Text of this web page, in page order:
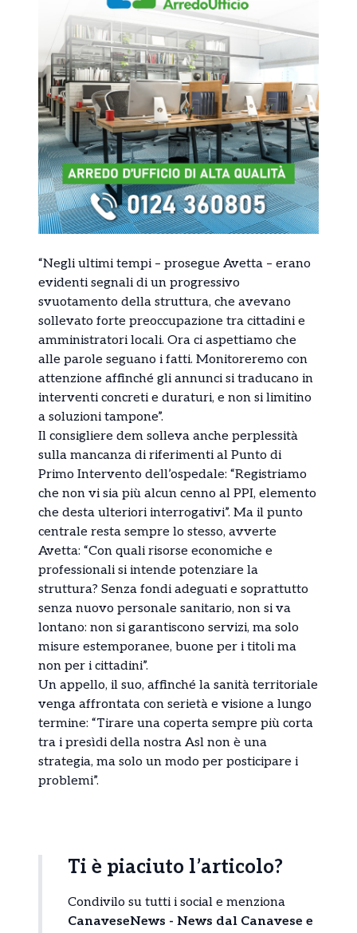
“Negli ultimi tempi – prosegue Avetta – erano
evidenti segnali di un progressivo
svuotamento della struttura, che avevano
sollevato forte preoccupazione tra cittadini e
amministratori locali. Ora ci aspettiamo che
alle parole seguano i fatti. Monitoreremo con
attenzione affinché gli annunci si traducano in
interventi concreti e duraturi, e non si limitino
a soluzioni tampone”.
Il consigliere dem solleva anche perplessità
sulla mancanza di riferimenti al Punto di
Primo Intervento dell’ospedale: “Registriamo
che non vi sia più alcun cenno al PPI, elemento
che desta ulteriori interrogativi”. Ma il punto
centrale resta sempre lo stesso, avverte
Avetta: “Con quali risorse economiche e
professionali si intende potenziare la
struttura? Senza fondi adeguati e soprattutto
senza nuovo personale sanitario, non si va
lontano: non si garantiscono servizi, ma solo
misure estemporanee, buone per i titoli ma
non per i cittadini”.
Un appello, il suo, affinché la sanità territoriale
venga affrontata con serietà e visione a lungo
termine: “Tirare una coperta sempre più corta
tra i presìdi della nostra Asl non è una
strategia, ma solo un modo per posticipare i
problemi”.
Ti è piaciuto l’articolo?
Condivilo su tutti i social e menziona
CanaveseNews - News dal Canavese e